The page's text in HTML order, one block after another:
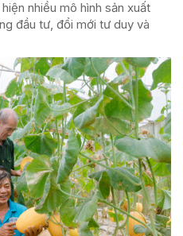
nhiều mô hình sản xuất
đầu tư, đổi mới tư duy và